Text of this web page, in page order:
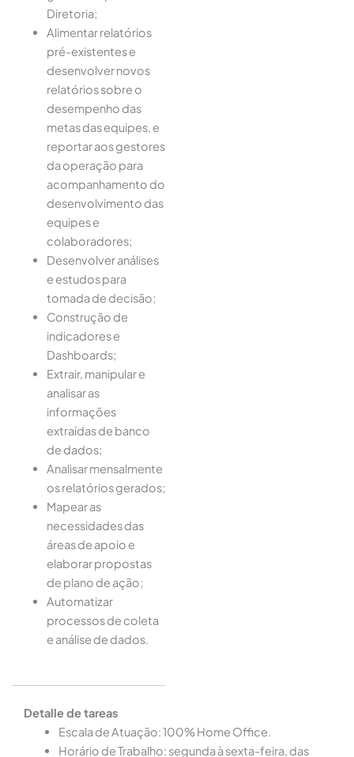
Diretoria;
Alimentar relatórios
pré-existentes e
desenvolver novos
relatórios sobre o
desempenho das
metas das equipes, e
reportar aos gestores
da operação para
acompanhamento do
desenvolvimento das
equipes e
colaboradores;
Desenvolver análises
e estudos para
tomada de decisão;
Construção de
indicadores e
Dashboards;
Extrair, manipular e
analisar as
informações
extraídas de banco
de dados;
Analisar mensalmente
os relatórios gerados;
Mapear as
necessidades das
áreas de apoio e
elaborar propostas
de plano de ação;
Automatizar
processos de coleta
e análise de dados.
Detalle de tareas
Escala de Atuação: 100% Home Office.
Horário de Trabalho: segunda à sexta-feira, das